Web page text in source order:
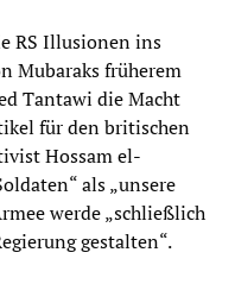
RS Illusionen ins
Mubaraks früherem
Tantawi die Macht
für den britischen
Hossam el-
als „unsere
werde „schließlich
gestalten“.